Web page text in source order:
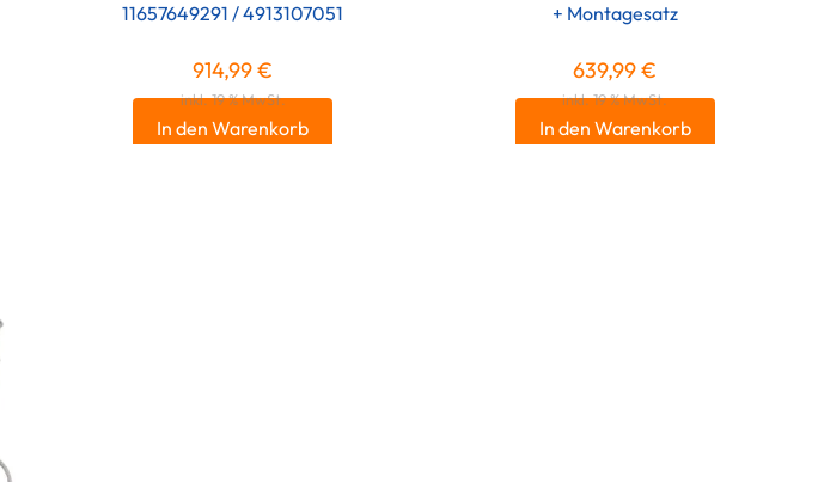
11657649291 / 4913107051
914,99€
inkl. 19 % MwSt.
In den Warenkorb
+ Montagesatz
639,99€
inkl. 19 % MwSt.
In den Warenkorb